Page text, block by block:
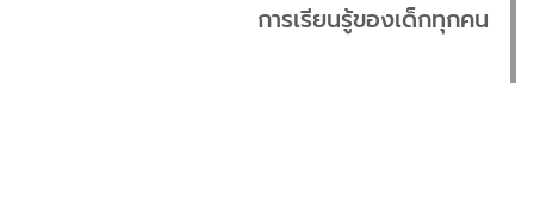
การเรียนรู้ของเด็กทุกคน